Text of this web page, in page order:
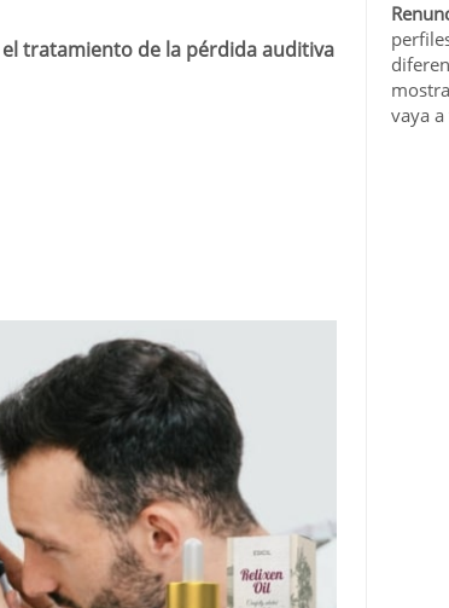
tratamiento de la pérdida auditiva
vaya